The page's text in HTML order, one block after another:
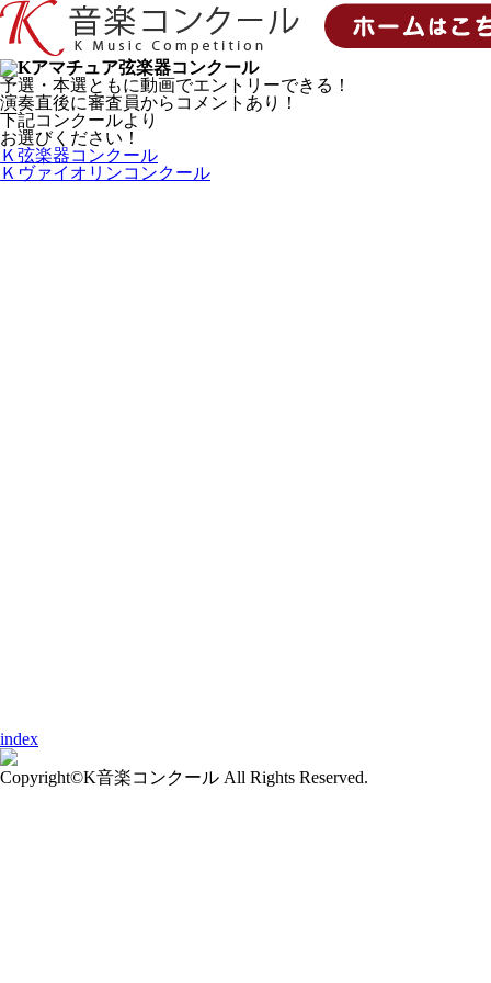
予選・本選ともに動画でエントリーできる！
演奏直後に審査員からコメントあり！
下記コンクールより
お選びください！
Ｋ弦楽器コンクール
Ｋヴァイオリンコンクール
index
Copyright©K音楽コンクール All Rights Reserved.